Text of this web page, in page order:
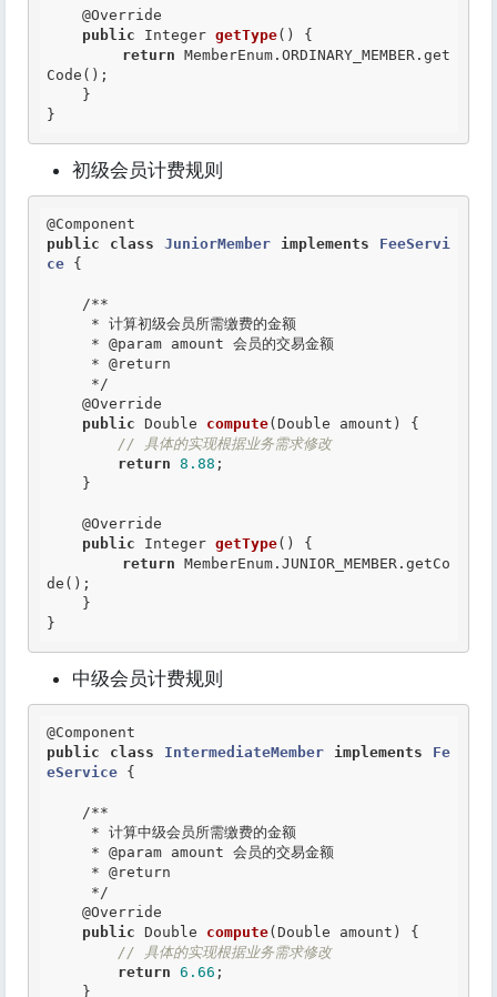
@Override
public Integer getType() {
return MemberEnum.ORDINARY_MEMBER.get
Code();
}
初级会员计费规则
@Component
public
class JuniorMember implements
FeeServi
ce {
/**
     *
@param amount 会员的交易金额
     *
@return
     */
@Override
public Double compute(Double amount) {
// 具体的实现根据业务需求修改
return 8.88 ;
@Override
public Integer getType() {
return MemberEnum.JUNIOR_MEMBER.getCo
de();
}
中级会员计费规则
@Component
public
class IntermediateMember implements
Fe
eService {
/**
     *
@param amount 会员的交易金额
     *
@return
     */
@Override
public Double compute(Double amount) {
// 具体的实现根据业务需求修改
return 6.66 ;